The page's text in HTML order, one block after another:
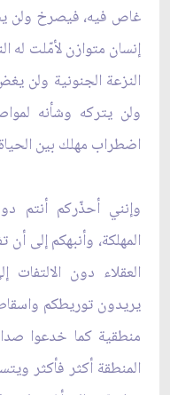
غاص فيه، فيصرخ ولن
إنسان متوازن لأمّلت له
النزعة الجنونية ولن
ولن يتركه وشأنه
اضطراب مهلك بين
وإنني أحذّركم أنتم
المهلكة، وأنبهكم إلى أن
العقلاء دون الالتفات
يريدون توريطكم
منطقية كما خدعوا
المنطقة أكثر فأكثر